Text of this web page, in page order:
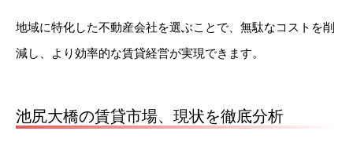
地域に特化した不動産会社を選ぶことで、無駄なコストを削
減し、より効率的な賃貸経営が実現できます。
池尻大橋の賃貸市場、現状を徹底分析